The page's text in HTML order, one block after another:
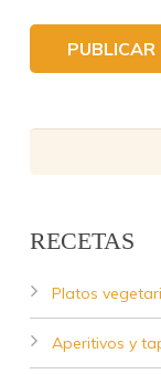
RECETAS
Platos
Aperitivos y